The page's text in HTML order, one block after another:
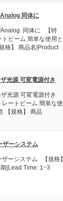
同体に
Analog 同体に 【特
ビーム 簡単な使用と
格】 商品名|Product
光源 可変電源付き
光源 可変電源付き
レートビーム 簡単な使
【規格】 商品
ザーシステム
ーシステム 【規格】
|Lead Time: 1~3